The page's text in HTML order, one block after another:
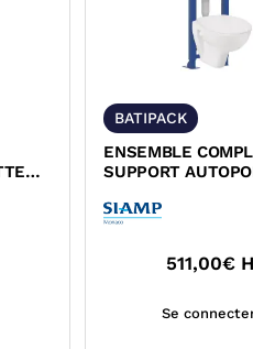
BATIPACK
ENSEMBLE
SUPPORT
NF INGENIO
511,00€
Se